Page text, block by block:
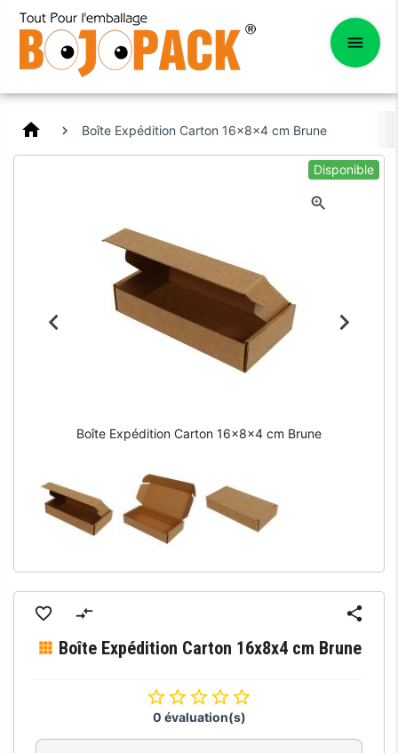
home Boîte Expédition Carton 16x8x4 cm Brune
Disponible
Boîte Expédition Carton 16x8x4 cm Brune
Boîte Expédition Carton 16x8x4 cm Brune
0 évaluation(s)